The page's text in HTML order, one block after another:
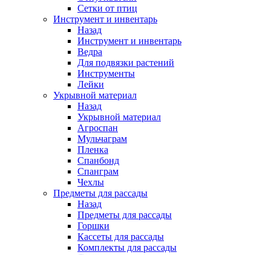
Сетки от птиц
Инструмент и инвентарь
Назад
Инструмент и инвентарь
Ведра
Для подвязки растений
Инструменты
Лейки
Укрывной материал
Назад
Укрывной материал
Агроспан
Мульчаграм
Пленка
Спанбонд
Спанграм
Чехлы
Предметы для рассады
Назад
Предметы для рассады
Горшки
Кассеты для рассады
Комплекты для рассады